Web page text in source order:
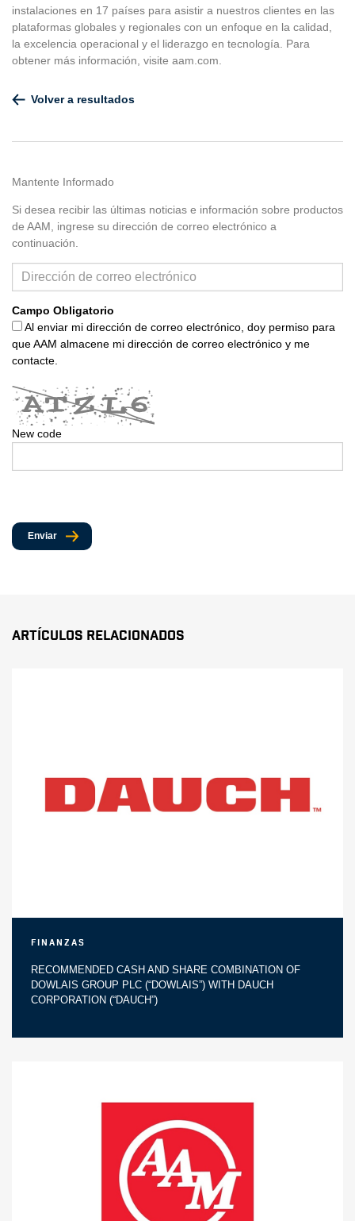
instalaciones en 17 países para asistir a nuestros clientes en las
plataformas globales y regionales con un enfoque en la calidad,
la excelencia operacional y el liderazgo en tecnología. Para
obtener más información, visite aam.com.
Volver a resultados
Mantente Informado
Si desea recibir las últimas noticias e información sobre productos
de AAM, ingrese su dirección de correo electrónico a
continuación.
Campo Obligatorio
Al enviar mi dirección de correo electrónico, doy permiso para
que AAM almacene mi dirección de correo electrónico y me
contacte.
New code
Enviar
Artículos Relacionados
Finanzas
RECOMMENDED CASH AND SHARE COMBINATION OF
DOWLAIS GROUP PLC (“DOWLAIS”) WITH DAUCH
CORPORATION (“DAUCH”)